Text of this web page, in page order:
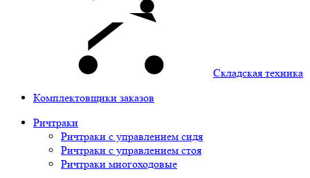
Складская техника
Комплектовщики заказов
Ричтраки
Ричтраки с управлением сидя
Ричтраки с управлением стоя
Ричтраки многоходовые